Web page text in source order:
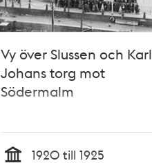
Vy över Slussen och Karl
Johans torg mot
Södermalm
1920 till 1925